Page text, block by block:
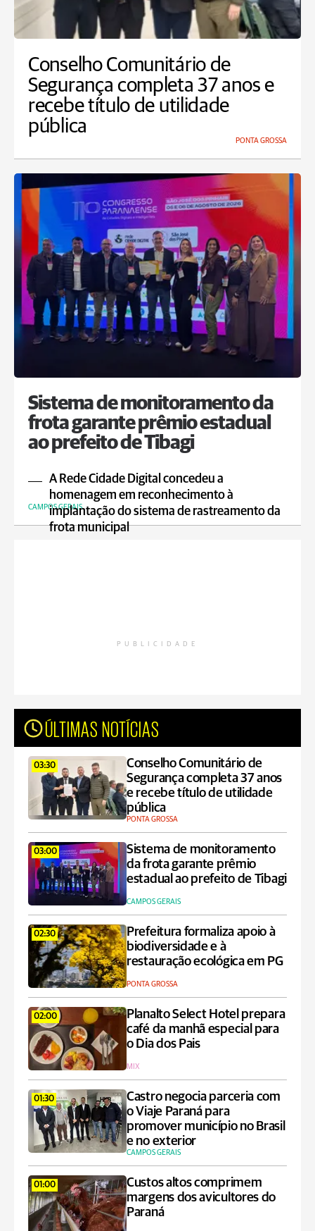
Conselho Comunitário de
Segurança completa 37 anos e
recebe título de utilidade
pública
PONTA GROSSA
Sistema de monitoramento da
frota garante prêmio estadual
ao prefeito de Tibagi
A Rede Cidade Digital concedeu a
homenagem em reconhecimento à
implantação do sistema de rastreamento da
frota municipal
CAMPOS GERAIS
PUBLICIDADE
ÚLTIMAS NOTÍCIAS
03:30
Conselho Comunitário de
Segurança completa 37 anos
e recebe título de utilidade
pública
PONTA GROSSA
03:00
Sistema de monitoramento
da frota garante prêmio
estadual ao prefeito de Tibagi
CAMPOS GERAIS
02:30
Prefeitura formaliza apoio à
biodiversidade e à
restauração ecológica em PG
PONTA GROSSA
02:00
Planalto Select Hotel prepara
café da manhã especial para
o Dia dos Pais
MIX
01:30
Castro negocia parceria com
o Viaje Paraná para
promover município no Brasil
e no exterior
CAMPOS GERAIS
01:00
Custos altos comprimem
margens dos avicultores do
Paraná